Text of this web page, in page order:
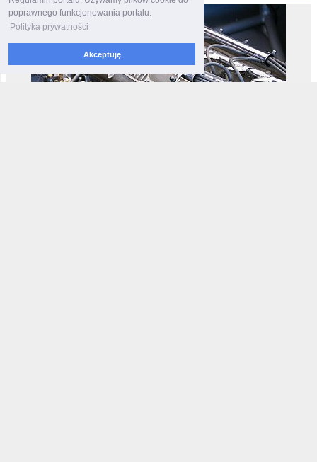
poprawnego funkcjonowania portalu.
Polityka prywatności
Akceptuję